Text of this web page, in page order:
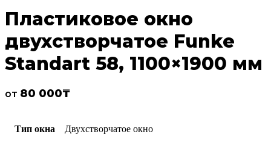
Пластиковое окно
двухстворчатое Funke
Standart 58, 1100×1900 мм
от 80 000₸
Тип окна Двухстворчатое окно